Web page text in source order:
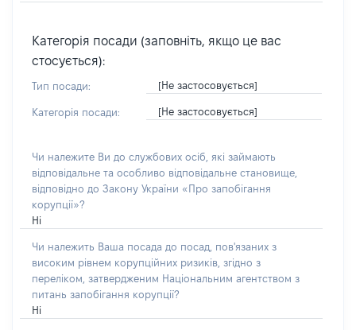
Категорія посади (заповніть, якщо це вас
стосується):
Тип посади: [Не застосовується]
Категорія посади: [Не застосовується]
Чи належите Ви до службових осіб, які займають
відповідальне та особливо відповідальне становище,
відповідно до Закону України «Про запобігання
корупції»?
Ні
Чи належить Ваша посада до посад, пов'язаних з
високим рівнем корупційних ризиків, згідно з
переліком, затвердженим Національним агентством з
питань запобігання корупції?
Ні